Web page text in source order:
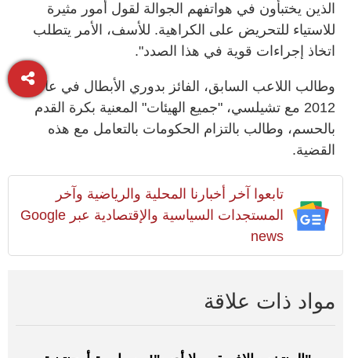
الذين يختبأون في هواتفهم الجوالة لقول أمور مثيرة
للاستياء للتحريض على الكراهية. للأسف، الأمر يتطلب
اتخاذ إجراءات قوية في هذا الصدد".
وطالب اللاعب السابق، الفائز بدوري الأبطال في عام
2012 مع تشيلسي، "جميع الهيئات" المعنية بكرة القدم
بالحسم، وطالب بالتزام الحكومات بالتعامل مع هذه
القضية.
تابعوا آخر أخبارنا المحلية والرياضية وآخر
المستجدات السياسية والإقتصادية عبر Google
news
مواد ذات علاقة